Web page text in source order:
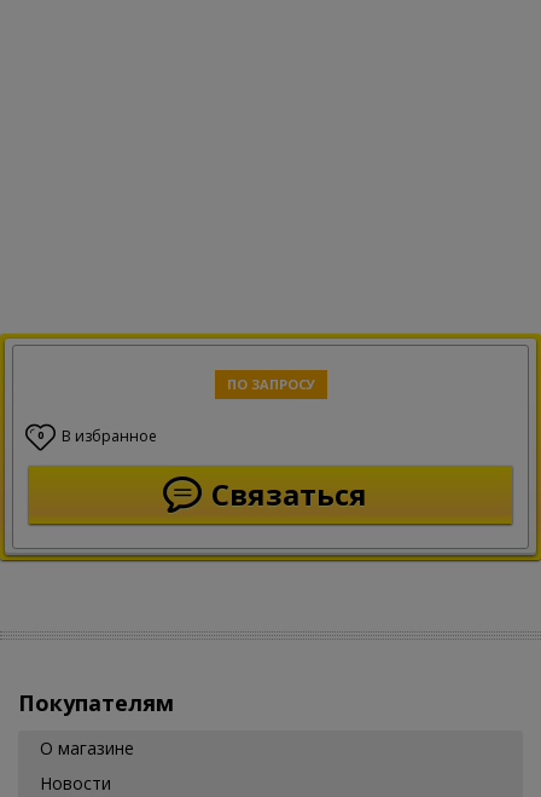
ПО ЗАПРОСУ
0 В избранное
Связаться
Покупателям
О магазине
Новости